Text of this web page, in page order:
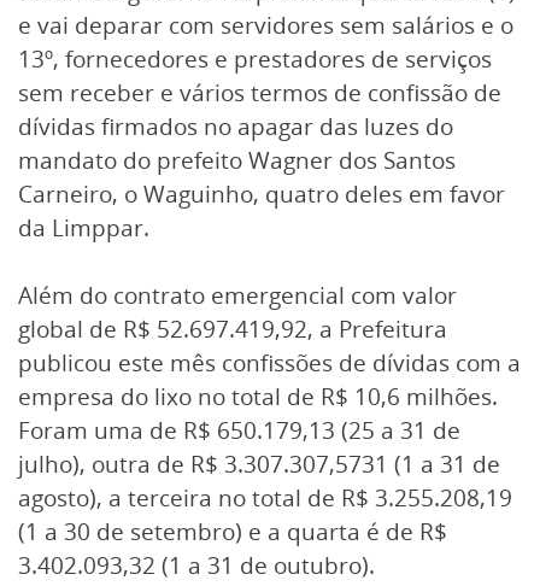
e vai deparar com servidores sem salários e o
13º, fornecedores e prestadores de serviços
sem receber e vários termos de confissão de
dívidas firmados no apagar das luzes do
mandato do prefeito Wagner dos Santos
Carneiro, o Waguinho, quatro deles em favor
da Limppar.
Além do contrato emergencial com valor
global de R$ 52.697.419,92, a Prefeitura
publicou este mês confissões de dívidas com a
empresa do lixo no total de R$ 10,6 milhões.
Foram uma de R$ 650.179,13 (25 a 31 de
julho), outra de R$ 3.307.307,5731 (1 a 31 de
agosto), a terceira no total de R$ 3.255.208,19
(1 a 30 de setembro) e a quarta é de R$
3.402.093,32 (1 a 31 de outubro).